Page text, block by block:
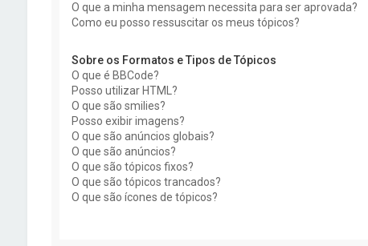
O que a minha mensagem necessita para ser aprovada?
Como eu posso ressuscitar os meus tópicos?
Sobre os Formatos e Tipos de Tópicos
O que é BBCode?
Posso utilizar HTML?
O que são smilies?
Posso exibir imagens?
O que são anúncios globais?
O que são anúncios?
O que são tópicos fixos?
O que são tópicos trancados?
O que são ícones de tópicos?